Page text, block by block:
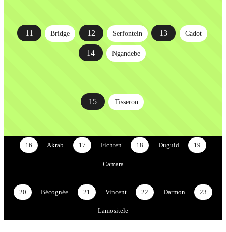
11 Bridge 12 Serfontein 13 Cadot
14 Ngandebe
15 Tisseron
16 Akrab 17 Fichten 18 Duguid 19
Camara
20 Bécognée 21 Vincent 22 Darmon 23
Lamositele